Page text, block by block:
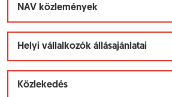
NAV közlemények
Helyi vállalkozók állásajánlatai
Közlekedés